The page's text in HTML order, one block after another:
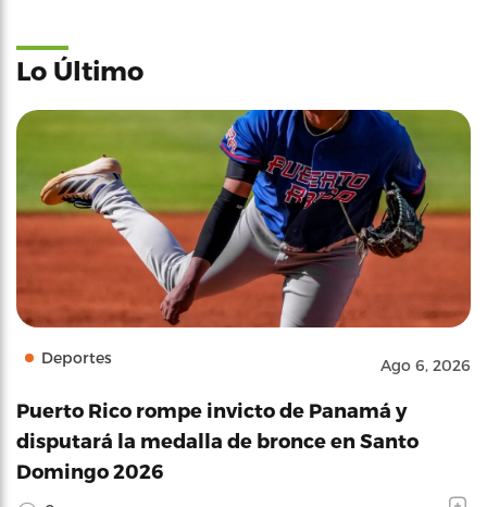
Lo Último
Deportes Ago 6, 2026
Puerto Rico rompe invicto de Panamá y
disputará la medalla de bronce en Santo
Domingo 2026